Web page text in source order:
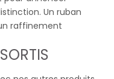
Un ruban
raffinement